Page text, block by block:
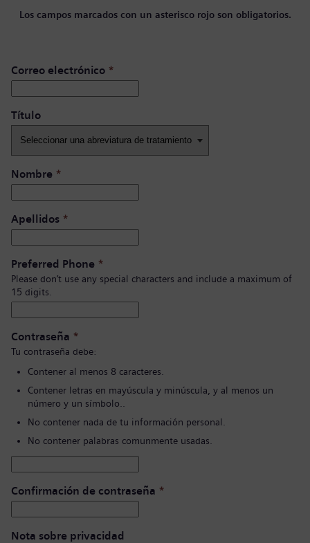
Los campos marcados con un asterisco rojo son obligatorios.
Correo electrónico *
Título ​
Nombre *
Apellidos *
Preferred Phone *
Please don’t use any special characters and include a maximum of
15 digits.
Contraseña *
Tu contraseña debe:
Contener al menos 8 caracteres.
Contener letras en mayúscula y minúscula, y al menos un
número y un símbolo..
No contener nada de tu información personal.
No contener palabras comunmente usadas.
Confirmación de contraseña *
Nota sobre privacidad